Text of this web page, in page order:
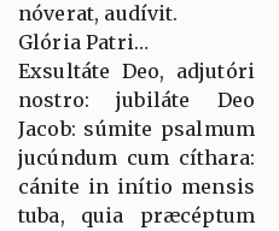
nóverat, audívit.
Glória Patri…
Exsultáte Deo, adjutóri
nostro: jubiláte Deo
Jacob: súmite psalmum
jucúndum cum cíthara:
cánite in inítio mensis
tuba, quia præcéptum